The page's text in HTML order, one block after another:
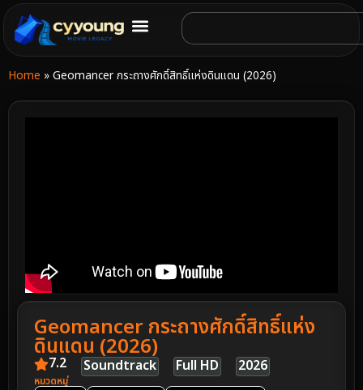
Home » Geomancer กระถางศักดิ์สิทธิ์แห่งดินแดน (2026)
Geomancer กระถางศักดิ์สิทธิ์แห่ง
ดินแดน (2026)
7.2 Soundtrack Full HD 2026
หมวดหมู่